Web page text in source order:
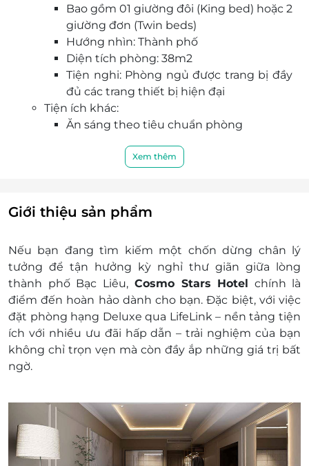
Bao gồm 01 giường đôi (King bed) hoặc 2
giường đơn (Twin beds)
Hướng nhìn: Thành phố
Diện tích phòng: 38m2
Tiện nghi: Phòng ngủ được trang bị đầy
đủ các trang thiết bị hiện đại
Tiện ích khác:
Ăn sáng theo tiêu chuẩn phòng
Trà, Café, nước uống đóng chai hằng
tập gym
GTGT
Dịch vụ không bao gồm: Chi phí cá nhân và các
chi phí phát sinh khác
Chính sách trẻ em và giường phụ:
Tối đa 02 trẻ em dưới 06 tuổi sử dụng chung
giường với ba mẹ sẽ được miễn phí bữa ăn
sáng tự chọn tại nhà hàng của khách sạn
phụ thu theo quy định
Trẻ em từ 12 tuổi trở lên bắt buộc phải kê
thêm giường phụ, giá giường phụ đã bao
gồm bữa ăn sáng
Xem thêm
Giới thiệu sản phẩm
Nếu bạn đang tìm kiếm một chốn dừng chân lý
tưởng để tận hưởng kỳ nghỉ thư giãn giữa lòng
thành phố Bạc Liêu,Cosmo Stars Hotel chính là
điểm đến hoàn hảo dành cho bạn. Đặc biệt, với việc
đặt phòng hạng Deluxe qua LifeLink – nền tảng tiện
ích với nhiều ưu đãi hấp dẫn – trải nghiệm của bạn
không chỉ trọn vẹn mà còn đầy ắp những giá trị bất
ngờ.